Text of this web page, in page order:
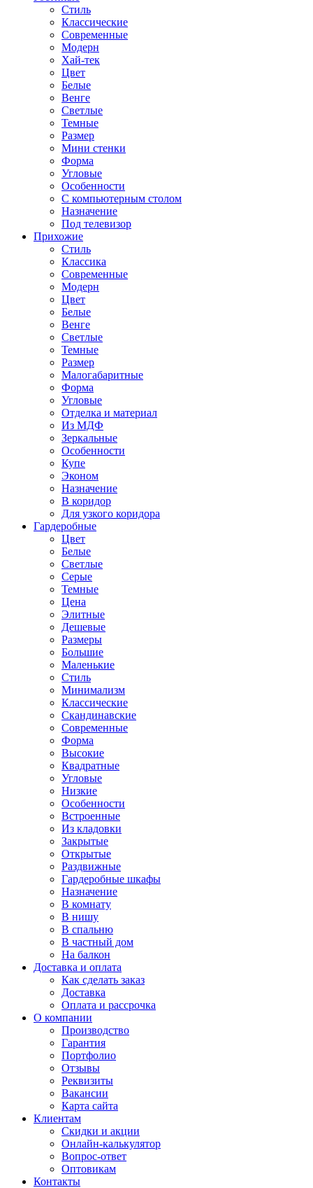
Стиль
Классические
Современные
Модерн
Хай-тек
Цвет
Белые
Венге
Светлые
Темные
Размер
Мини стенки
Форма
Угловые
Особенности
С компьютерным столом
Назначение
Под телевизор
Прихожие
Стиль
Классика
Современные
Модерн
Цвет
Белые
Венге
Светлые
Темные
Размер
Малогабаритные
Форма
Угловые
Отделка и материал
Из МДФ
Зеркальные
Особенности
Купе
Эконом
Назначение
В коридор
Для узкого коридора
Гардеробные
Цвет
Белые
Светлые
Серые
Темные
Цена
Элитные
Дешевые
Размеры
Большие
Маленькие
Стиль
Минимализм
Классические
Скандинавские
Современные
Форма
Высокие
Квадратные
Угловые
Низкие
Особенности
Встроенные
Из кладовки
Закрытые
Открытые
Раздвижные
Гардеробные шкафы
Назначение
В комнату
В нишу
В спальню
В частный дом
На балкон
Доставка и оплата
Как сделать заказ
Доставка
Оплата и рассрочка
О компании
Производство
Гарантия
Портфолио
Отзывы
Реквизиты
Вакансии
Карта сайта
Клиентам
Скидки и акции
Онлайн-калькулятор
Вопрос-ответ
Оптовикам
Контакты